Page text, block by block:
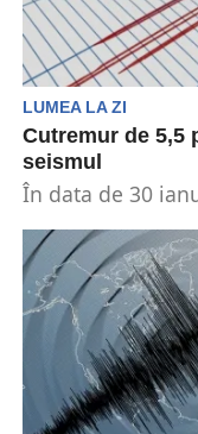
LUMEA LA ZI
Cutremur de 5,5
seismul
În data de 30